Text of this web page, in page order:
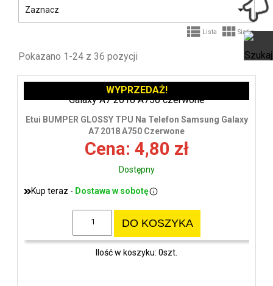
Zaznacz 
 Lista  Siatka
Pokazano 1-24 z 36 pozycji
Etui BUMPER GLOSSY TPU Na Telefon Samsung Galaxy
A7 2018 A750 Czerwone
Cena: 4,80 zł
Dostępny
Kup teraz - Dostawa w sobotę
DO KOSZYKA
Ilość w koszyku: 0szt.
WYPRZEDAŻ!